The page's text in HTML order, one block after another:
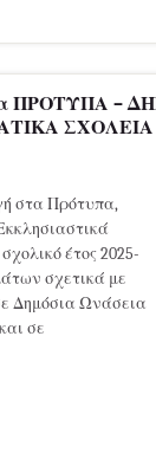
ΠΡΟΤΥΠΑ –
ΣΧΟΛΕΙΑ
στα Πρότυπα,
έτος 2025-
σχετικά με
Δημόσια Ωνάσεια
σε